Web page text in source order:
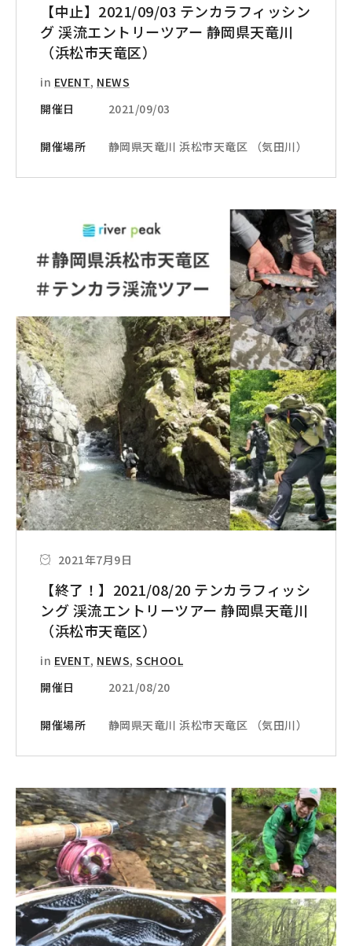
【中止】2021/09/03 テンカラフィッシン
グ 渓流エントリーツアー 静岡県天竜川
（浜松市天竜区）
in EVENT, NEWS
開催日
2021/09/03
開催場所 静岡県天竜川 浜松市天竜区 （気田川）
2021年7月9日
【終了！】2021/08/20 テンカラフィッシ
ング 渓流エントリーツアー 静岡県天竜川
（浜松市天竜区）
in EVENT, NEWS, SCHOOL
開催日
2021/08/20
開催場所 静岡県天竜川 浜松市天竜区 （気田川）